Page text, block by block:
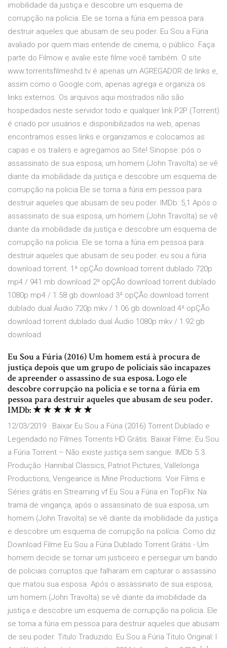
imobilidade da justiça e descobre um esquema de
corrupção na policia. Ele se torna a fúria em pessoa para
destruir aqueles que abusam de seu poder. Eu Sou a Fúria
avaliado por quem mais entende de cinema, o público. Faça
parte do Filmow e avalie este filme você também. O site
www.torrentsfilmeshd.tv é apenas um AGREGADOR de links e,
assim como o Google.com, apenas agrega e organiza os
links externos. Os arquivos aqui mostrados não são
hospedados neste servidor todo e qualquer link P2P (Torrent)
é criado por usuários e disponibilizados na web, apenas
encontramos esses links e organizamos e colocamos as
capas e os trailers e agregamos ao Site! Sinopse: pós o
assassinato de sua esposa, um homem (John Travolta) se vê
diante da imobilidade da justiça e descobre um esquema de
corrupção na policia.Ele se torna a fúria em pessoa para
destruir aqueles que abusam de seu poder. IMDb: 5,1 Após o
assassinato de sua esposa, um homem (John Travolta) se vê
diante da imobilidade da justiça e descobre um esquema de
corrupção na policia. Ele se torna a fúria em pessoa para
destruir aqueles que abusam de seu poder. eu sou a fúria
download torrent. 1ª opÇÃo download torrent dublado 720p
mp4 / 941 mb download 2ª opÇÃo download torrent dublado
1080p mp4 / 1.58 gb download 3ª opÇÃo download torrent
dublado dual Áudio 720p mkv / 1.06 gb download 4ª opÇÃo
download torrent dublado dual Áudio 1080p mkv / 1.92 gb
download
Eu Sou a Fúria (2016) Um homem está à procura de
justiça depois que um grupo de policiais são incapazes
de apreender o assassino de sua esposa. Logo ele
descobre corrupção na policia e se torna a fúria em
pessoa para destruir aqueles que abusam de seu poder.
IMDb: ★ ★ ★ ★ ★ ★
12/03/2019 · Baixar Eu Sou a Fúria (2016) Torrent Dublado e
Legendado no Filmes Torrents HD Grátis. Baixar Filme: Eu Sou
a Fúria Torrent – Não existe justiça sem sangue. IMDb 5.3.
Produção: Hannibal Classics, Patriot Pictures, Vallelonga
Productions, Vengeance is Mine Productions. Voir Films e
Séries grátis en Streaming vf Eu Sou a Fúria en TopFlix: Na
trama de vingança, após o assassinato de sua esposa, um
homem (John Travolta) se vê diante da imobilidade da justiça
e descobre um esquema de corrupção na polícia. Como diz
Download Filme Eu Sou a Fúria Dublado Torrent Grátis - Um
homem decide se tornar um justiceiro e perseguir um bando
de policiais corruptos que falharam em capturar o assassino
que matou sua esposa. Após o assassinato de sua esposa,
um homem (John Travolta) se vê diante da imobilidade da
justiça e descobre um esquema de corrupção na policia. Ele
se torna a fúria em pessoa para destruir aqueles que abusam
de seu poder. Titulo Traduzido: Eu Sou a Fúria Titulo Original: I